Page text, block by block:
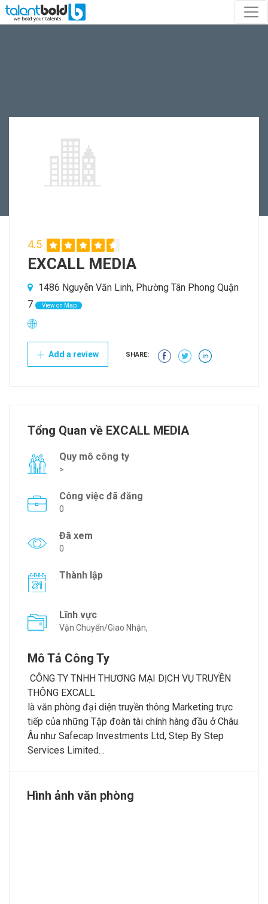
4.5
EXCALL MEDIA
1486 Nguyễn Văn Linh, Phường Tân Phong Quận
7
View on Map
Add a review SHARE:
Tổng Quan về EXCALL MEDIA
Quy mô công ty
>
Công việc đã đăng
0
Đã xem
0
Thành lập
Lĩnh vực
Vận Chuyển/Giao Nhận,
Mô Tả Công Ty
CÔNG TY TNHH THƯƠNG MẠI DỊCH VỤ TRUYỀN
THÔNG EXCALL
là văn phòng đại diện truyền thông Marketing trực
tiếp của những Tập đoàn tài chính hàng đầu ở Châu
Âu như Safecap Investments Ltd, Step By Step
Services Limited…
Hình ảnh văn phòng